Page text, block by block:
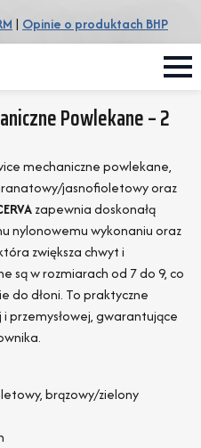
| Opinie o produktach BHP
Powlekane – 2
mechaniczne powlekane,
jasnofioletowy oraz
zapewnia doskonałą
nylonowemu wykonaniu oraz
zwiększa chwyt i
są w rozmiarach od 7 do 9, co
do dłoni. To praktyczne
przemysłowej, gwarantujące
brązowy/zielony